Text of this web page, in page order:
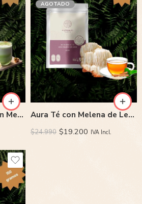
Esplendor Matcha con Melena de Leon y Tremella
AGOTADO
Aura Té con Melena de Leon
$24.990 $19.200 IVA Incl.